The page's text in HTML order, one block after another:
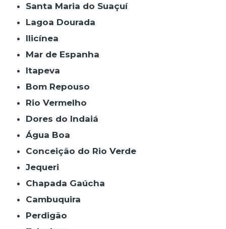
Santa Maria do Suaçuí
Lagoa Dourada
Ilicínea
Mar de Espanha
Itapeva
Bom Repouso
Rio Vermelho
Dores do Indaiá
Água Boa
Conceição do Rio Verde
Jequeri
Chapada Gaúcha
Cambuquira
Perdigão